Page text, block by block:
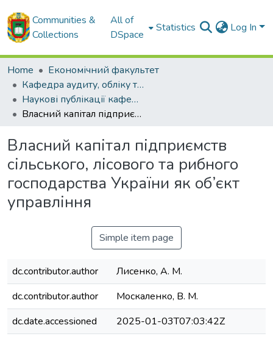
Communities &
Collections
All of
DSpace
Statistics Log In
Home
Економічний факультет
Кафедра аудиту, обліку та оподаткування
Наукові публікації кафедри аудиту, обліку та оподаткування
Власний капітал підприємств сільського, лісового та рибного господарства України як об’єкт управління
Власний капітал підприємств
сільського, лісового та рибного
господарства України як об’єкт
управління
Simple item page
dc.contributor.author
Лисенко, А. М.
dc.contributor.author
Москаленко, В. М.
dc.date.accessioned
2025-01-03T07:03:42Z